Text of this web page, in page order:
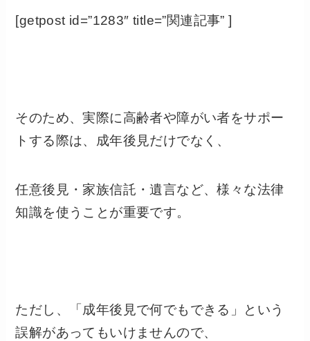
[getpost id=”1283″ title=”関連記事” ]
そのため、実際に高齢者や障がい者をサポー
トする際は、成年後見だけでなく、
任意後見・家族信託・遺言など、様々な法律
知識を使うことが重要です。
ただし、「成年後見で何でもできる」という
誤解があってもいけませんので、